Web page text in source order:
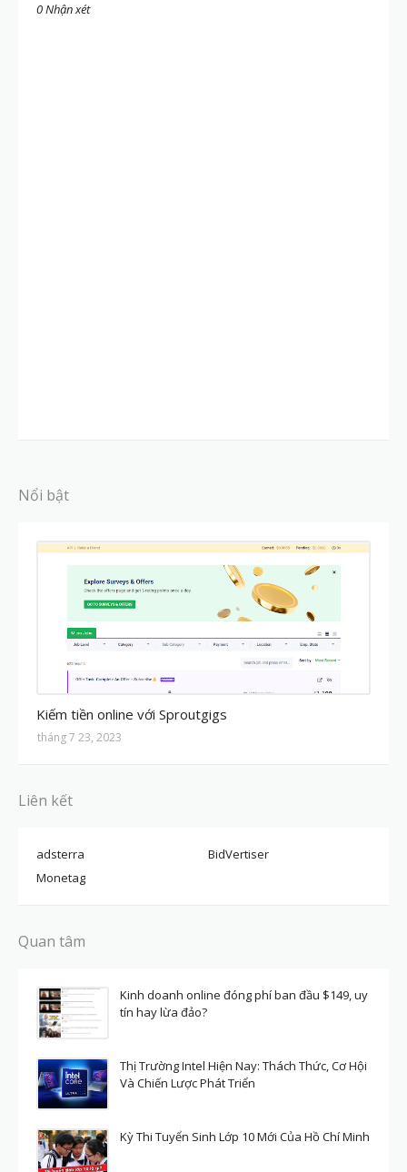
0 Nhận xét
Nổi bật
Kiếm tiền online với Sproutgigs
tháng 7 23, 2023
Liên kết
adsterra
BidVertiser
Monetag
Quan tâm
Kinh doanh online đóng phí ban đầu $149, uy
tín hay lừa đảo?
Thị Trường Intel Hiện Nay: Thách Thức, Cơ Hội
Và Chiến Lược Phát Triển
Kỳ Thi Tuyển Sinh Lớp 10 Mới Của Hồ Chí Minh